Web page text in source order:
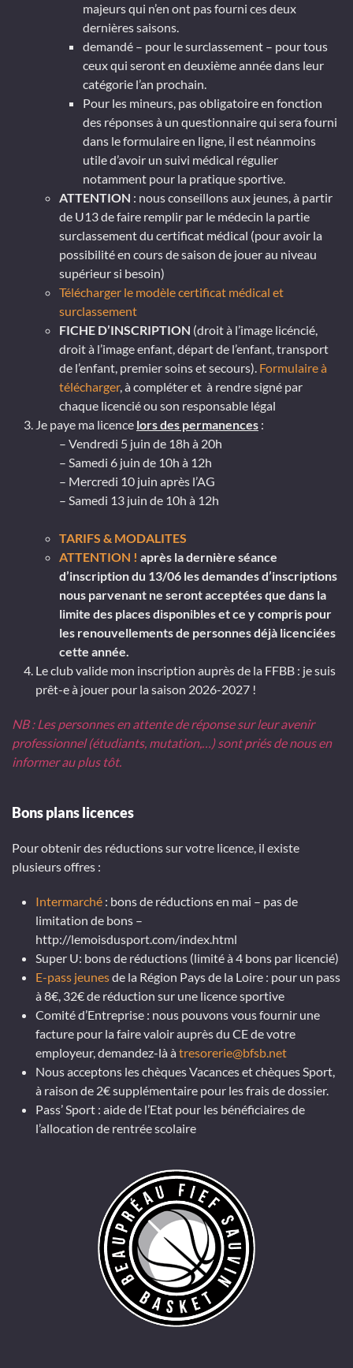
majeurs qui n’en ont pas fourni ces deux
dernières saisons.
demandé – pour le surclassement – pour tous
ceux qui seront en deuxième année dans leur
catégorie l’an prochain.
Pour les mineurs, pas obligatoire en fonction
des réponses à un questionnaire qui sera fourni
dans le formulaire en ligne, il est néanmoins
utile d’avoir un suivi médical régulier
notamment pour la pratique sportive.
ATTENTION : nous conseillons aux jeunes, à partir
de U13 de faire remplir par le médecin la partie
surclassement du certificat médical (pour avoir la
possibilité en cours de saison de jouer au niveau
supérieur si besoin)
Télécharger le modèle certificat médical et
surclassement
FICHE D’INSCRIPTION (droit à l’image licéncié,
droit à l’image enfant, départ de l’enfant, transport
de l’enfant, premier soins et secours). Formulaire à
télécharger, à compléter et à rendre signé par
chaque licencié ou son responsable légal
Je paye ma licence lors des permanences :
– Vendredi 5 juin de 18h à 20h
– Samedi 6 juin de 10h à 12h
– Mercredi 10 juin après l’AG
– Samedi 13 juin de 10h à 12h
TARIFS & MODALITES
ATTENTION ! après la dernière séance
d’inscription du 13/06 les demandes d’inscriptions
nous parvenant ne seront acceptées que dans la
limite des places disponibles et ce y compris pour
les renouvellements de personnes déjà licenciées
cette année.
Le club valide mon inscription auprès de la FFBB : je suis
prêt-e à jouer pour la saison 2026-2027 !
NB : Les personnes en attente de réponse sur leur avenir
professionnel (étudiants, mutation,…) sont priés de nous en
informer au plus tôt.
Bons plans licences
Pour obtenir des réductions sur votre licence, il existe
plusieurs offres :
Intermarché : bons de réductions en mai – pas de
limitation de bons –
http://lemoisdusport.com/index.html
Super U: bons de réductions (limité à 4 bons par licencié)
E-pass jeunesde la Région Pays de la Loire : pour un pass
à 8€, 32€ de réduction sur une licence sportive
Comité d’Entreprise : nous pouvons vous fournir une
facture pour la faire valoir auprès du CE de votre
employeur, demandez-là àtresorerie@bfsb.net
Nous acceptons les chèques Vacances et chèques Sport,
à raison de 2€ supplémentaire pour les frais de dossier.
Pass’ Sport : aide de l’Etat pour les bénéficiaires de
l’allocation de rentrée scolaire